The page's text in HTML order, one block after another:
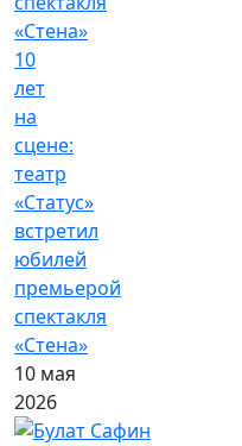
10
лет
на
сцене:
театр
«Статус»
встретил
юбилей
премьерой
спектакля
«Стена»
10 мая
2026